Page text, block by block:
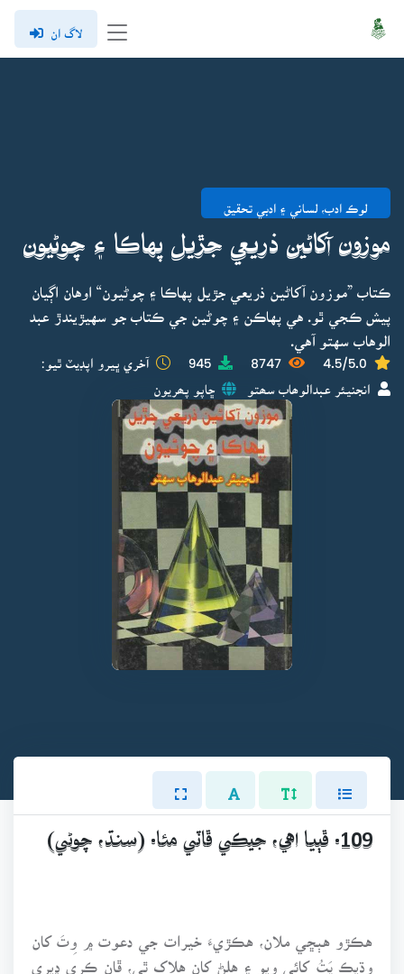
لاگ ان
لوڪ ادب، لساني ۽ ادبي تحقيق
موزون آکاڻين ذريعي جڙيل پهاڪا ۽ چوڻيون
ڪتاب ”موزون آکاڻين ذريعي جڙيل پهاڪا ۽ چوڻيون“ اوهان اڳيان
پيش ڪجي ٿو. هي پهاڪن ۽ چوڻين جي ڪتاب جو سهيڙيندڙ عبد
الوهاب سهتو آهي.
4.5/5.0
8747
945 آخري ڀيرو اپڊيٽ ٿيو:
انجنيئر عبدالوھاب سھتو ڇاپو پھريون
109. ڦٻيا اهي، جيڪي ڦاٽي مئا. (سنڌ، چوڻي)
هڪڙو هٻڇي ملان، هڪڙيءَ خيرات جي دعوت ۾ وِتَ کان
وڌيڪ ڀَتُ کائي ويو ۽ هلڻ کان هلاک ٿي، ڦان ڪري ڍيري